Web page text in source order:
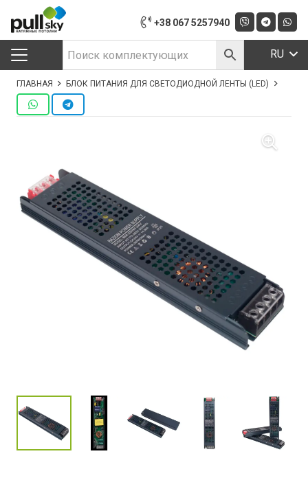
+38 067 5257940
RU
ГЛАВНАЯ БЛОК ПИТАНИЯ ДЛЯ СВЕТОДИОДНОЙ ЛЕНТЫ (LED)